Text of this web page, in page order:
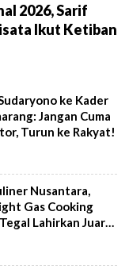
2026, Sarif
Ikut Ketiban
ke Kader
Jangan Cuma
Turun ke Rakyat!
Nusantara,
Gas Cooking
Lahirkan Juara